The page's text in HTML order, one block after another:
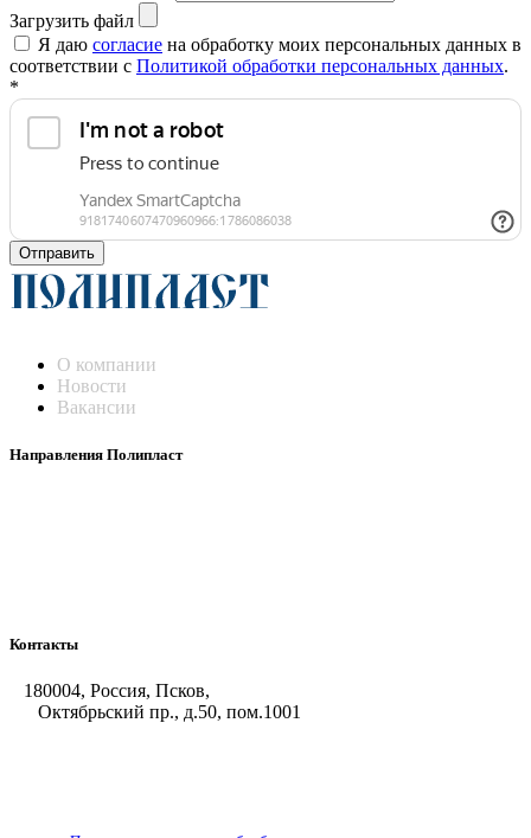
Загрузить файл
Я даю согласие на обработку моих персональных данных в
соответствии с Политикой обработки персональных данных.
*
Отправить
О компании
Новости
Вакансии
Направления Полипласт
Контакты
180004, Россия, Псков,
Октябрьский пр., д.50, пом.1001